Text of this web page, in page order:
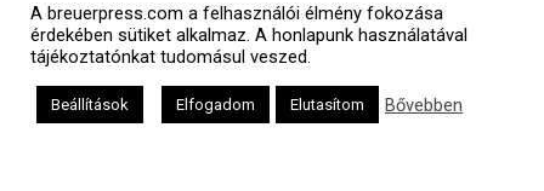
A breuerpress.com a felhasználói élmény fokozása
érdekében sütiket alkalmaz. A honlapunk használatával
tájékoztatónkat tudomásul veszed.
Beállítások Elfogadom Elutasítom Bővebben